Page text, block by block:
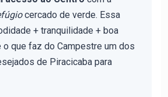
cercado de verde. Essa
+ tranquilidade + boa
que faz do Campestre um dos
de Piracicaba para